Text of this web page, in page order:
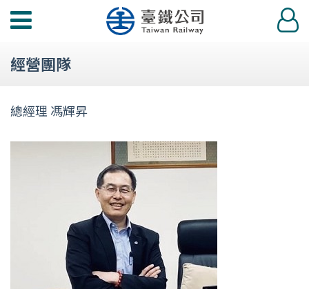
功
選
登
入
經營團隊
總經理 馮輝昇